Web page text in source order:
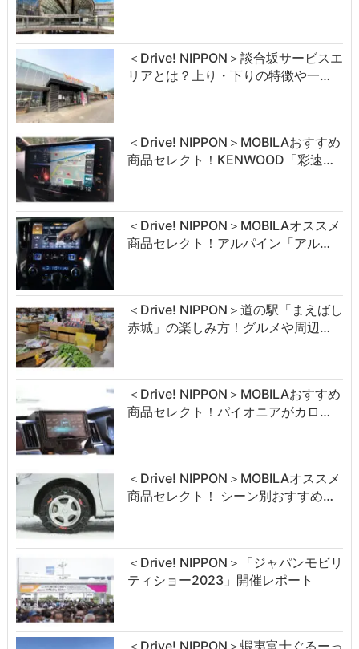
＜Drive! NIPPON＞談合坂サービスエ
リアとは？上り・下りの特徴や一…
＜Drive! NIPPON＞MOBILAおすすめ
商品セレクト！KENWOOD「彩速…
＜Drive! NIPPON＞MOBILAオススメ
商品セレクト！アルパイン「アル…
＜Drive! NIPPON＞道の駅「まえばし
赤城」の楽しみ方！グルメや周辺…
＜Drive! NIPPON＞MOBILAおすすめ
商品セレクト！パイオニアがカロ…
＜Drive! NIPPON＞MOBILAオススメ
商品セレクト！ シーン別おすすめ…
＜Drive! NIPPON＞「ジャパンモビリ
ティショー2023」開催レポート